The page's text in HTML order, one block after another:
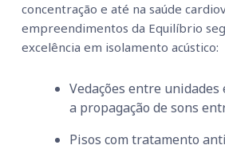
concentração e até na saúde
empreendimentos da Equilíbrio
excelência em isolamento acústico:
Vedações entre
a propagação de sons
Pisos com tratamento